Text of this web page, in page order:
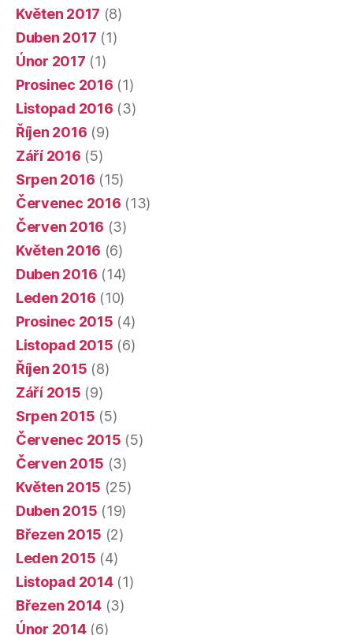
Květen 2017 (8)
Duben 2017 (1)
Únor 2017 (1)
Prosinec 2016 (1)
Listopad 2016 (3)
Říjen 2016 (9)
Září 2016 (5)
Srpen 2016 (15)
Červenec 2016 (13)
Červen 2016 (3)
Květen 2016 (6)
Duben 2016 (14)
Leden 2016 (10)
Prosinec 2015 (4)
Listopad 2015 (6)
Říjen 2015 (8)
Září 2015 (9)
Srpen 2015 (5)
Červenec 2015 (5)
Červen 2015 (3)
Květen 2015 (25)
Duben 2015 (19)
Březen 2015 (2)
Leden 2015 (4)
Listopad 2014(1)
Březen 2014 (3)
Únor 2014(6)